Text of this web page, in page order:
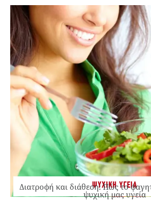
ΨΥΧΙΚΗ ΥΓΕΙΑ
Διατροφή και διάθεση: Πώς το
ψυχική μας υγεία